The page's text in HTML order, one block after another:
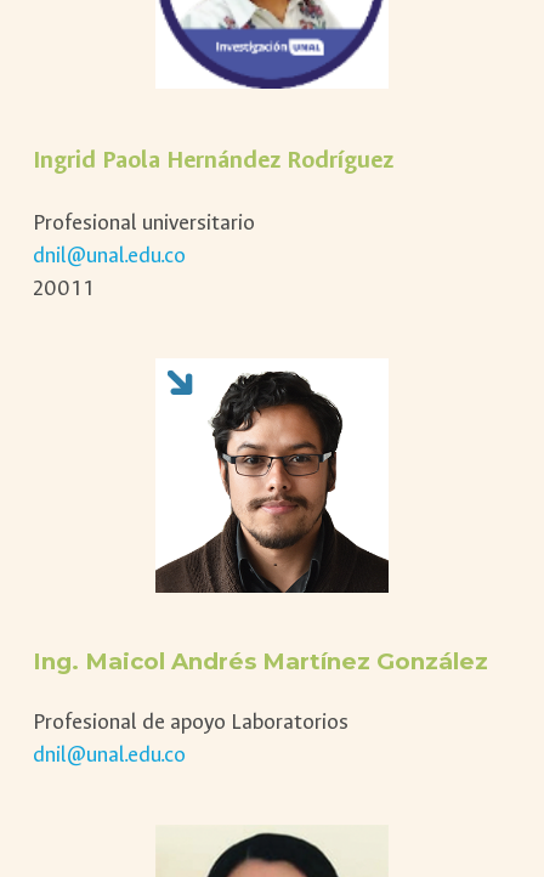
Ingrid Paola Hernández Rodríguez
Profesional universitario
dnil@unal.edu.co
20011
Ing. Maicol Andrés Martínez González
Profesional de apoyo Laboratorios
dnil@unal.edu.co